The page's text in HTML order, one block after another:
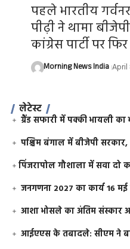
पहले भारतीय
पीढ़ी ने थामा
कांग्रेस पार्टी पर
Morning News India April
लेटेस्ट
ग्रैंड सफारी में पक्की भायली
पश्चिम बंगाल में बीजेपी
​पिंजरापोल गौशाला में सवा दो
जनगणना 2027 का कार्य 16
आशा भोसले का अंतिम संस्कार
आईएएस के तबादले: सीएम ने